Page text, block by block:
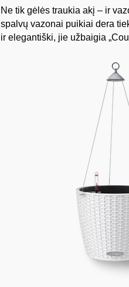
Ne tik gėlės traukia akį – ir
spalvų vazonai puikiai dera
ir elegantiški, jie užbaigia